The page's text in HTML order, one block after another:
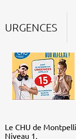
URGENCES
Le CHU de
Niveau 1.